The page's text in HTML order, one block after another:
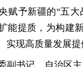
赋予新疆的“五大
能提质，为构建
实现高质量发展提
书记、自治区主